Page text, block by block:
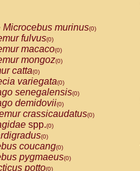
Microcebus murinus(0)
fulvus(0)
macaco(0)
mongoz(0)
catta(0)
variegata(0)
senegalensis(0)
demidovii(0)
crassicaudatus(0)
spp.(0)
(0)
coucang(0)
pygmaeus(0)
potto(0)